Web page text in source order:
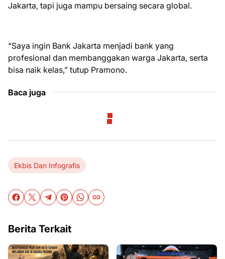
Jakarta, tapi juga mampu bersaing secara global.
“Saya ingin Bank Jakarta menjadi bank yang
profesional dan membanggakan warga Jakarta, serta
bisa naik kelas,” tutup Pramono.
Baca juga
Ekbis Dan Infografis
Berita Terkait